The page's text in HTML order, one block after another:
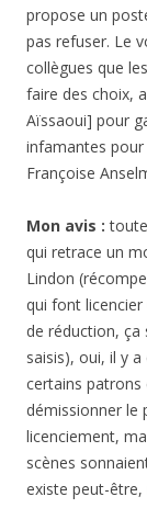
propose un
pas refuser. Le
collègues que
faire des choix,
Aïssaoui] pour
infamantes pour
Françoise
Mon avis :
qui retrace un
Lindon
qui font
de réduction, ça
saisis), oui, il y
certains patrons
démissionner le
licenciement,
scènes
existe peut-